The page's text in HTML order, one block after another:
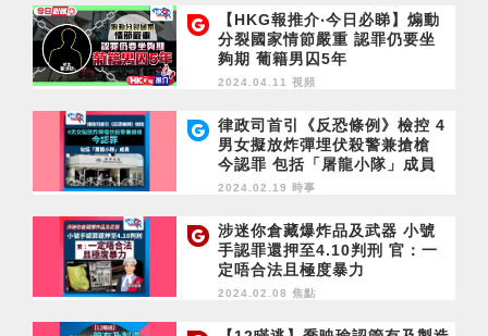
【HKG報推介‧今日必睇】煽動
分裂國家情節嚴重 認罪仍要坐
夠期 葡籍男囚5年
2024.04.11 視頻
律政司首引《反恐條例》檢控 4
男女擬放炸彈埋伏殺警兼搶槍
今認罪 包括「屠龍小隊」成員
2024.02.19 時事
涉迷你倉藏爆炸品及武器 小號
手認罪還押至4.10判刑 官：一
定唔合法且極度暴力
2024.02.08 焦點